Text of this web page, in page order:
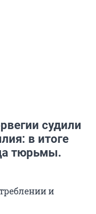
судили
в итоге
тюрьмы.
и